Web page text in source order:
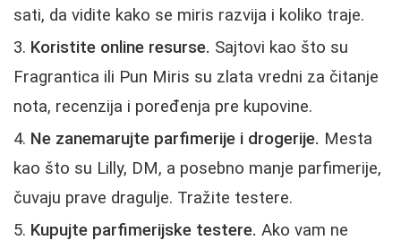
sati, da vidite kako se miris razvija i koliko traje.
Koristite online resurse. Sajtovi kao što su
Fragrantica ili Pun Miris su zlata vredni za čitanje
nota, recenzija i poređenja pre kupovine.
Ne zanemarujte parfimerije i drogerije. Mesta
kao što su Lilly, DM, a posebno manje parfimerije,
čuvaju prave dragulje. Tražite testere.
Kupujte parfimerijske testere. Ako vam ne